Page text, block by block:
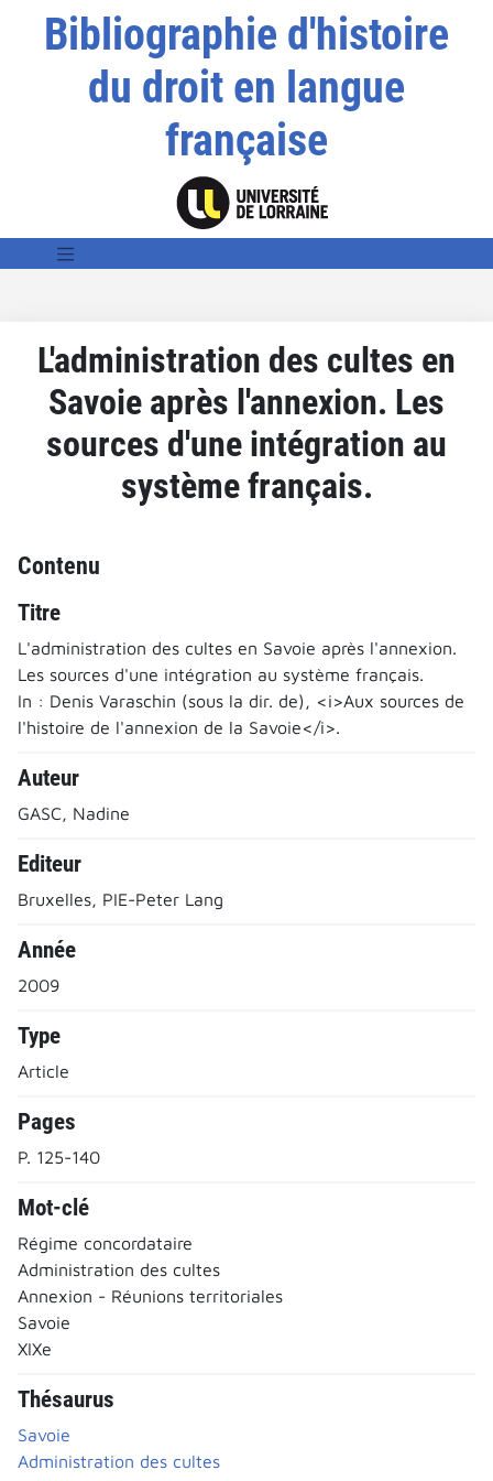
Bibliographie d'histoire
du droit en langue
française
L'administration des cultes en
Savoie après l'annexion. Les
sources d'une intégration au
système français.
Contenu
Titre
L'administration des cultes en Savoie après l'annexion.
Les sources d'une intégration au système français.
In : Denis Varaschin (sous la dir. de), <i>Aux sources de
l'histoire de l'annexion de la Savoie</i>.
Auteur
GASC, Nadine
Editeur
Bruxelles, PIE-Peter Lang
Année
2009
Type
Article
Pages
P. 125-140
Mot-clé
Régime concordataire
Administration des cultes
Annexion - Réunions territoriales
Savoie
XIXe
Thésaurus
Savoie
Administration des cultes